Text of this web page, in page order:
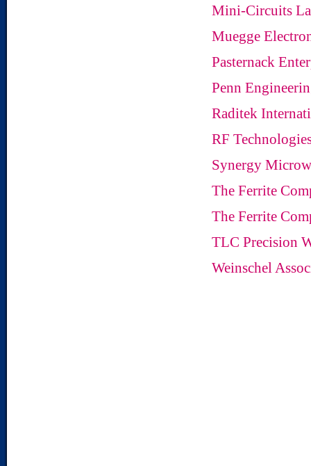
Mini-Circuits
Muegge
Pasternack
Penn
Raditek
RF
Synergy
The Ferrite
The Ferrite
TLC Precision
Weinschel